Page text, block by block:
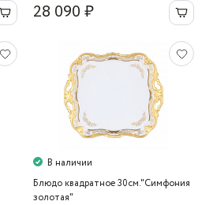
28 090 ₽
В наличии
Блюдо квадратное 30см."Симфония
золотая"